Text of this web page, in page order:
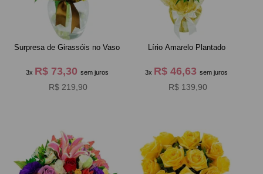
Surpresa de Girassóis no Vaso
3x R$ 73,30 sem juros
R$ 219,90
Lírio Amarelo Plantado
3x R$ 46,63sem juros
R$ 139,90